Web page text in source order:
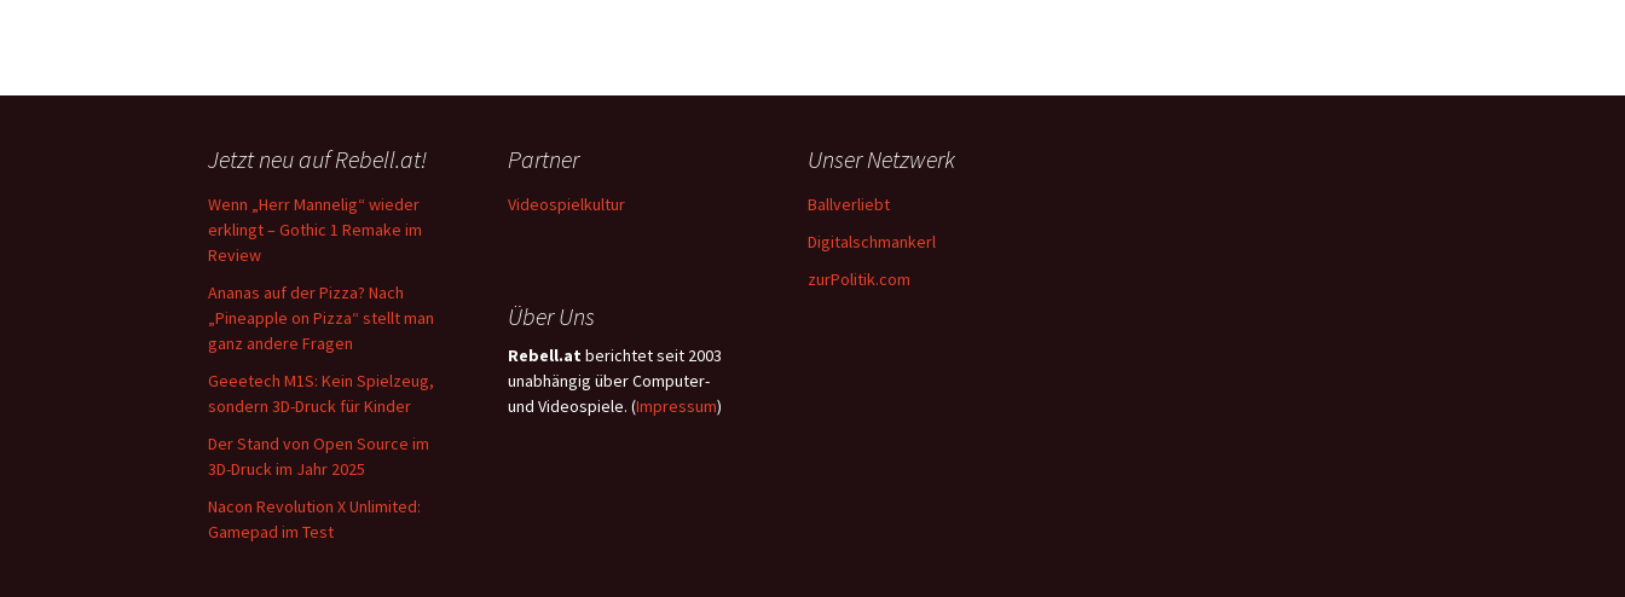
Jetzt neu auf Rebell.at!
Wenn „Herr Mannelig“ wieder
erklingt – Gothic 1 Remake im
Review
Ananas auf der Pizza? Nach
„Pineapple on Pizza“ stellt man
ganz andere Fragen
Geeetech M1S: Kein Spielzeug,
sondern 3D-Druck für Kinder
Der Stand von Open Source im
3D-Druck im Jahr 2025
Nacon Revolution X Unlimited:
Gamepad im Test
Partner
Videospielkultur
Unser Netzwerk
Ballverliebt
Digitalschmankerl
zurPolitik.com
Über Uns
Rebell.at berichtet seit 2003
unabhängig über Computer-
und Videospiele. (Impressum)